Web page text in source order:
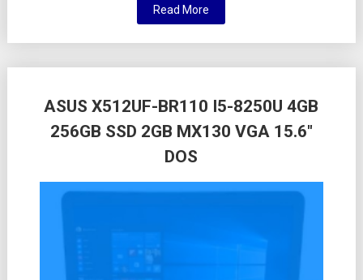
Read More
ASUS X512UF-BR110 I5-8250U 4GB
256GB SSD 2GB MX130 VGA 15.6″
DOS